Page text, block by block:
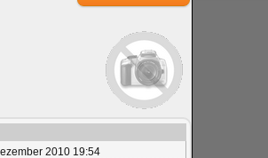
2010 19:54